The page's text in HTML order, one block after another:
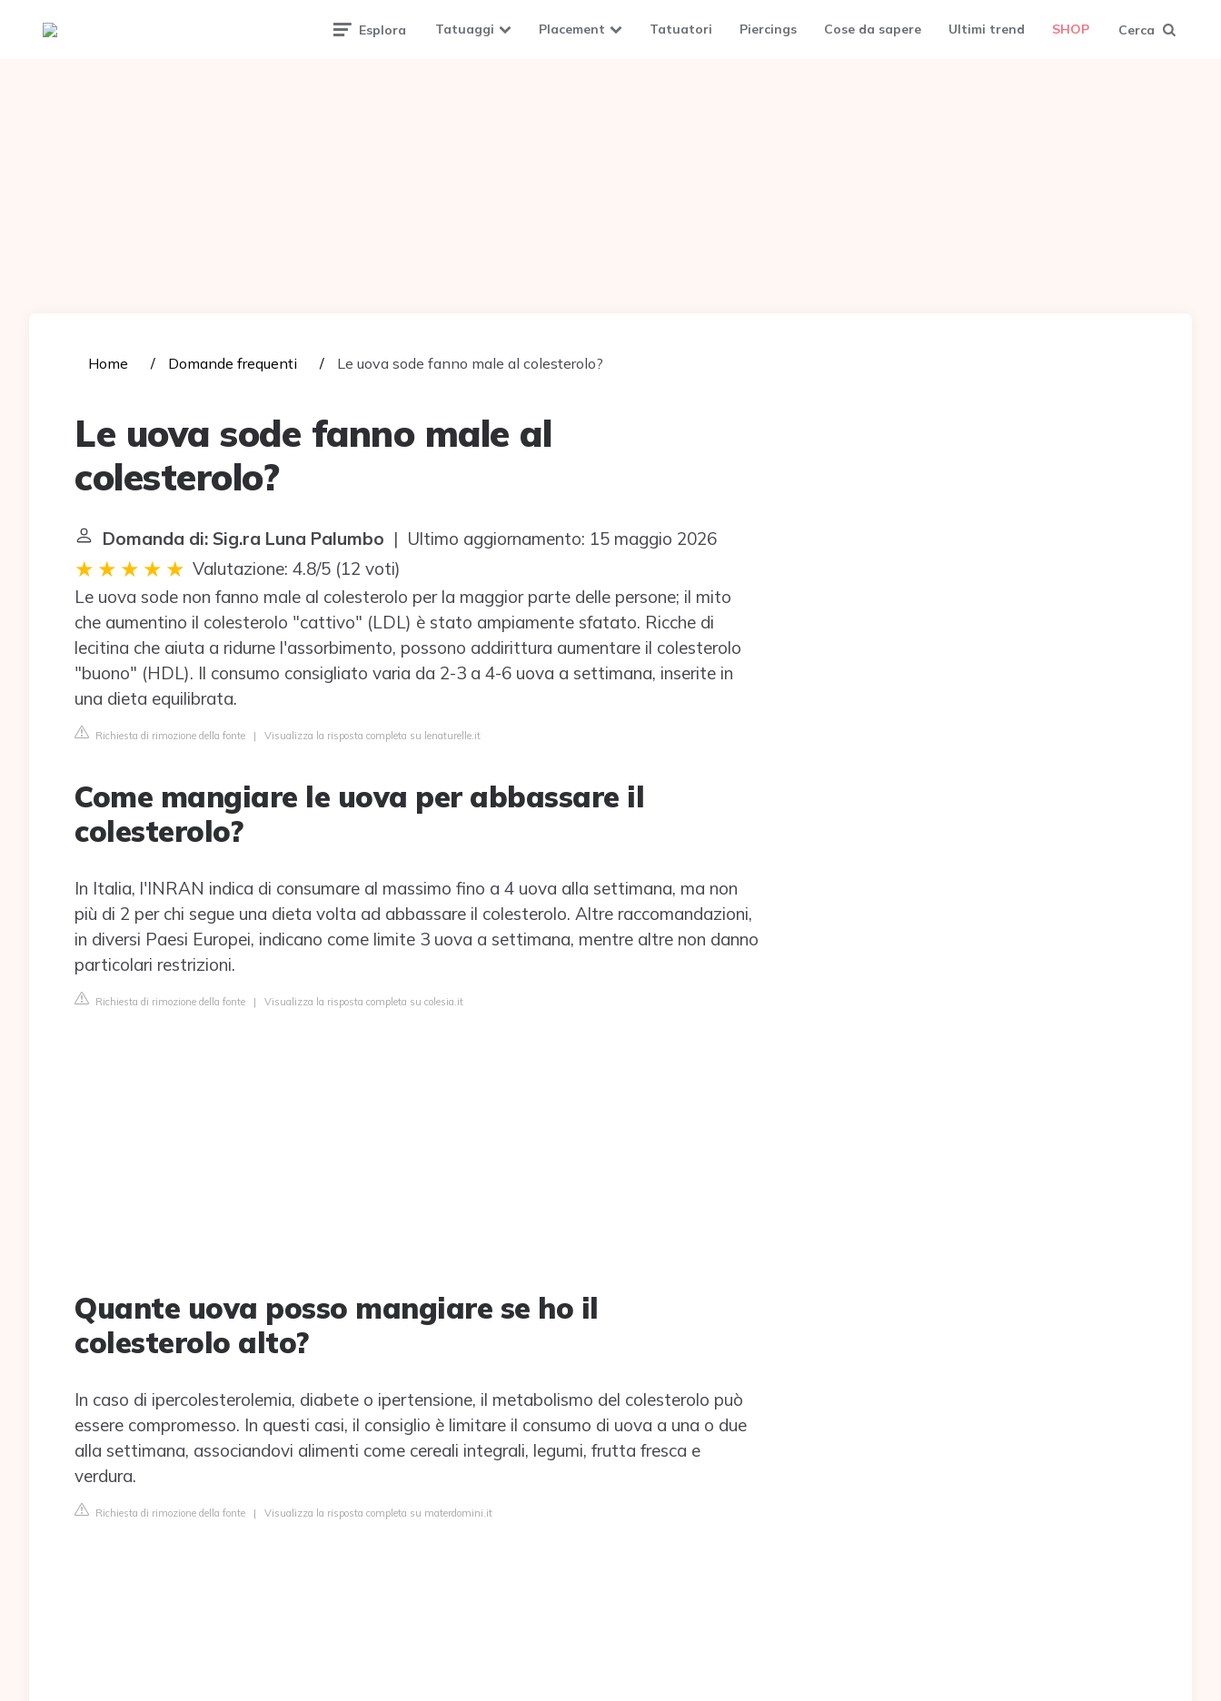
Tattoomuse.it Esplora Tatuaggi Placement Tatuatori Piercings Cose da sapere Ultimi trend SHOP Cerca
Home Domande frequenti Le uova sode fanno male al colesterolo?
Le uova sode fanno male al
colesterolo?
Domanda di: Sig.ra Luna Palumbo | Ultimo aggiornamento: 15 maggio 2026
Valutazione: 4.8/5 (12 voti)
Le uova sode non fanno male al colesterolo per la maggior parte delle persone; il mito
che aumentino il colesterolo "cattivo" (LDL) è stato ampiamente sfatato. Ricche di
lecitina che aiuta a ridurne l'assorbimento, possono addirittura aumentare il colesterolo
"buono" (HDL). Il consumo consigliato varia da 2-3 a 4-6 uova a settimana, inserite in
una dieta equilibrata.
Richiesta di rimozione della fonte | Visualizza la risposta completa su lenaturelle.it
Come mangiare le uova per abbassare il
colesterolo?
In Italia, l'INRAN indica di consumare al massimo fino a 4 uova alla settimana, ma non
più di 2 per chi segue una dieta volta ad abbassare il colesterolo. Altre raccomandazioni,
in diversi Paesi Europei, indicano come limite 3 uova a settimana, mentre altre non danno
particolari restrizioni.
Richiesta di rimozione della fonte | Visualizza la risposta completa su colesia.it
Quante uova posso mangiare se ho il
colesterolo alto?
In caso di ipercolesterolemia, diabete o ipertensione, il metabolismo del colesterolo può
essere compromesso. In questi casi, il consiglio è limitare il consumo di uova a una o due
alla settimana, associandovi alimenti come cereali integrali, legumi, frutta fresca e
verdura.
Richiesta di rimozione della fonte | Visualizza la risposta completa su materdomini.it